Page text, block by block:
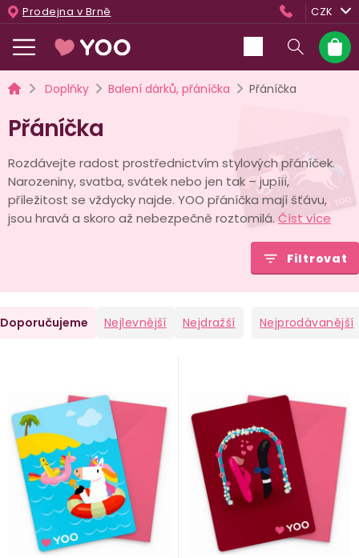
Přejít
na
obsah
Prodejna v Brně CZK
košík
DomůDoplňky Balení dárků, přáníčka Přáníčka
Přáníčka
Rozdávejte radost prostřednictvím stylových přáníček.
Narozeniny, svatba, svátek nebo jen tak – jupííí,
příležitost se vždycky najde. YOO přáníčka mají šťávu,
jsou hravá a skoro až nebezpečně roztomilá. Číst více
Filtrovat
Doporučujeme Nejlevnější Nejdražší Nejprodávanější
p